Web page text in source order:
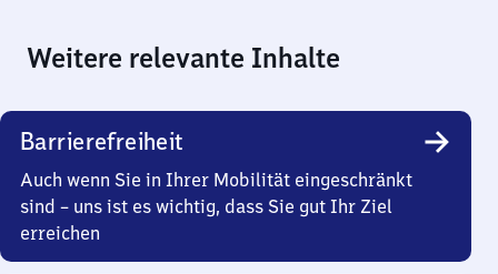
Weitere relevante Inhalte
Barrierefreiheit
Auch wenn Sie in Ihrer Mobilität eingeschränkt
sind – uns ist es wichtig, dass Sie gut Ihr Ziel
erreichen